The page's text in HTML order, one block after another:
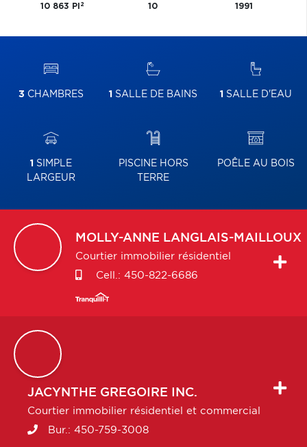
10 863 PI 2
10
1991
3 CHAMBRES 1 SALLE DE BAINS 1 SALLE D'EAU
1 SIMPLE
LARGEUR
PISCINE HORS
TERRE
POÊLE AU BOIS
MOLLY-ANNE LANGLAIS-MAILLOUX
Courtier immobilier résidentiel
Cell.: 450-822-6686
JACYNTHE GREGOIRE INC.
Courtier immobilier résidentiel et commercial
Bur.: 450-759-3008